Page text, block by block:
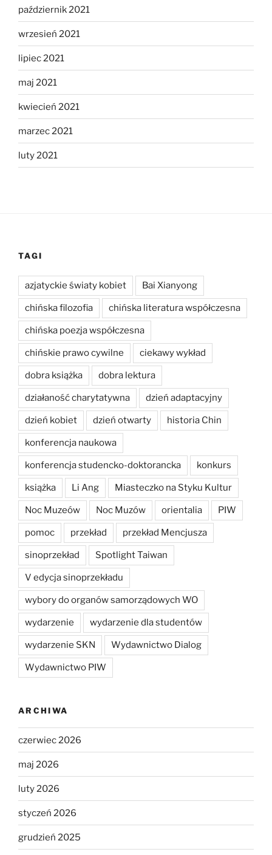
październik 2021
wrzesień 2021
lipiec 2021
maj 2021
kwiecień 2021
marzec 2021
luty 2021
TAGI
azjatyckie światy kobiet Bai Xianyong
chińska filozofia chińska literatura współczesna
chińska poezja współczesna
chińskie prawo cywilne ciekawy wykład
dobra książka dobra lektura
działaność charytatywna dzień adaptacyjny
dzień kobiet dzień otwarty historia Chin
konferencja naukowa
konferencja studencko-doktorancka konkurs
książka Li Ang Miasteczko na Styku Kultur
Noc Muzeów Noc Muzów orientalia PIW
pomoc przekład przekład Mencjusza
sinoprzekład Spotlight Taiwan
V edycja sinoprzekładu
wybory do organów samorządowych WO
wydarzenie wydarzenie dla studentów
wydarzenie SKN Wydawnictwo Dialog
Wydawnictwo PIW
ARCHIWA
czerwiec 2026
maj 2026
luty 2026
styczeń 2026
grudzień 2025